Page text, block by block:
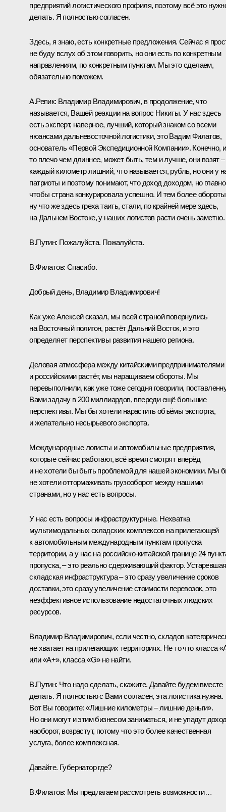
предприятий логистического профиля, поэтому всё это
делать. Я полностью согласен.
Здесь, я знаю, есть конкретные предложения. Сейчас я
не буду вслух об этом говорить, но они есть по конкретным
направлениям, по конкретным пунктам. Мы это сделаем,
обязательно поможем.
А.Репик: Владимир Владимирович, в продолжение, что
называется, Вашей реакции на вопрос Никиты. У нас здесь
есть эксперт, наверное, лучший, который знаком со всеми
нюансами дальневосточной логистики, это Вадим Филатов,
основатель «Первой Экспедиционной Компании». Конечно,
то плечо чем длиннее, может быть, тем и лучше, они возят –
каждый километр лишний, что называется, рубль, но они у
патриоты и поэтому понимают, что доход доходом, но
чтобы страна конкурировала успешно. И тем более
ну что же здесь греха таить, стали, по крайней мере здесь,
на Дальнем Востоке, у наших логистов расти очень заметно.
В.Путин: Пожалуйста. Пожалуйста.
В.Филатов: Спасибо.
Добрый день, Владимир Владимирович!
Как уже Алексей сказал, мы всей страной повернулись
на Восточный полигон, растёт Дальний Восток, и это
определяет перспективы развития нашего региона.
Деловая атмосфера между китайскими предпринимателями
и российскими растёт, мы наращиваем обороты. Мы
перевыполнили, как уже тоже сегодня говорили,
Вами задачу в 200 миллиардов, впереди ещё большие
перспективы. Мы бы хотели нарастить объёмы экспорта,
и желательно несырьевого экспорта.
Международные логисты и автомобильные предприятия,
которые сейчас работают, всё время смотрят вперёд
и не хотели бы быть проблемой для нашей экономики. Мы
не хотели оттормаживать грузооборот между нашими
странами, но у нас есть вопросы.
У нас есть вопросы инфраструктурные. Нехватка
мультимодальных складских комплексов на прилегающей
к автомобильным международным пунктам пропуска
территории, а у нас на российско-китайской границе 24
пропуска, – это реально сдерживающий фактор. Устаревшая
складская инфраструктура – это сразу увеличение сроков
доставки, это сразу увеличение стоимости перевозок, это
неэффективное использование недостаточных людских
ресурсов.
Владимир Владимирович, если честно, складов
не хватает на прилегающих территориях. Не то что класса
или «А+», класса «G» не найти.
В.Путин: Что надо сделать, скажите. Давайте будем вместе
делать. Я полностью с Вами согласен, эта логистика нужна.
Вот Вы говорите: «Лишние километры – лишние деньги».
Но они могут и этим бизнесом заниматься, и не упадут
наоборот, возрастут, потому что это более качественная
услуга, более комплексная.
Давайте. Губернатор где?
В.Филатов: Мы предлагаем рассмотреть возможности…